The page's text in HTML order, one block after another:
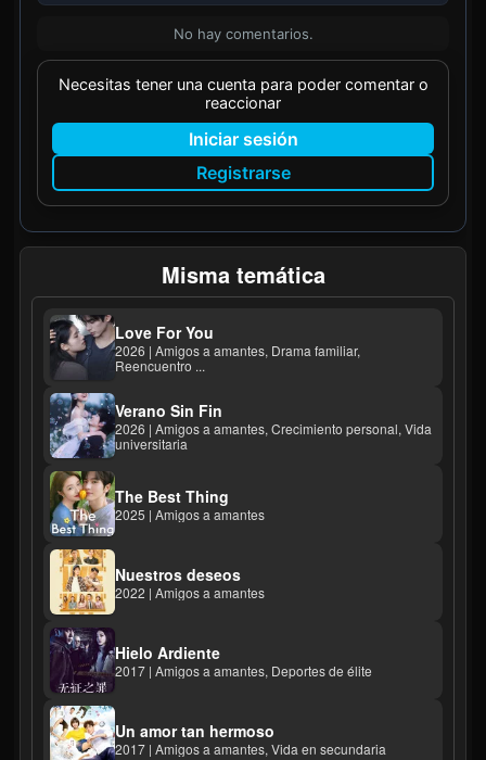
No hay comentarios.
Necesitas tener una cuenta para poder comentar o
reaccionar
Iniciar sesión
Registrarse
Misma temática
Love For You
2026 | Amigos a amantes, Drama familiar,
Reencuentro ...
Verano Sin Fin
2026 | Amigos a amantes, Crecimiento personal, Vida
universitaria
The Best Thing
2025 | Amigos a amantes
Nuestros deseos
2022 | Amigos a amantes
Hielo Ardiente
2017 | Amigos a amantes, Deportes de élite
Un amor tan hermoso
2017 | Amigos a amantes, Vida en secundaria